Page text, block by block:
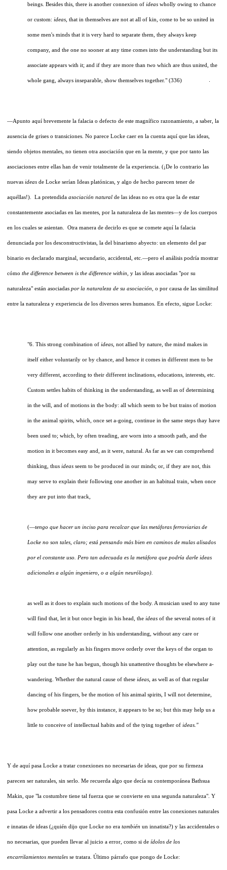
beings. Besides this, there is another connexion of ideas wholly owing to chance
or custom: ideas, that in themselves are not at all of kin, come to be so united in
some men's minds that it is very hard to separate them, they always keep
company, and the one no sooner at any time comes into the understanding but its
associate appears with it; and if they are more than two which are thus united, the
whole gang, always inseparable, show themselves together." (336)
—Apunto aquí brevemente la falacia o defecto de este magnífico razonamiento, a saber, la
ausencia de grises o transiciones. No parece Locke caer en la cuenta aquí que las ideas,
siendo objetos mentales, no tienen otra asociación que en la mente, y que por tanto las
asociaciones entre ellas han de venir totalmente de la experiencia. (¡De lo contrario las
nuevas ideas de Locke serían Ideas platónicas, y algo de hecho parecen tener de
aquéllas!). La pretendida asociación natural de las ideas no es otra que la de estar
constantemente asociadas en las mentes, por la naturaleza de las mentes—y de los cuerpos
en los cuales se asientan. Otra manera de decirlo es que se comete aquí la falacia
denunciada por los desconstructivistas, la del binarismo abyecto: un elemento del par
binario es declarado marginal, secundario, accidental, etc.—pero el análisis podría mostrar
cómo the difference between is the difference within, y las ideas asociadas "por su
naturaleza" están asociadas por la naturaleza de su asociación, o por causa de las similitud
entre la naturaleza y experiencia de los diversos seres humanos. En efecto, sigue Locke:
"6. This strong combination of ideas, not allied by nature, the mind makes in
itself either voluntarily or by chance, and hence it comes in different men to be
very different, according to their different inclinations, educations, interests, etc.
Custom settles habits of thinking in the understanding, as well as of determining
in the will, and of motions in the body: all which seem to be but trains of motion
in the animal spirits, which, once set a-going, continue in the same steps thay have
been used to; which, by often treading, are worn into a smooth path, and the
motion in it becomes easy and, as it were, natural. As far as we can comprehend
thinking, thus ideas seem to be produced in our minds; or, if they are not, this
may serve to explain their following one another in an habitual train, when once
they are put into that track,
(—tengo que hacer un inciso para recalcar que las metáforas ferroviarias de
Locke no son tales, claro; está pensando más bien en caminos de mulas alisados
por el constante uso. Pero tan adecuada es la metáfora que podría darle ideas
adicionales a algún ingeniero, o a algún neurólogo).
as well as it does to explain such motions of the body. A musician used to any tune
will find that, let it but once begin in his head, the ideas of the several notes of it
will follow one another orderly in his understanding, without any care or
attention, as regularly as his fingers move orderly over the keys of the organ to
play out the tune he has begun, though his unattentive thoughts be elsewhere a-
wandering. Whether the natural cause of these ideas , as well as of that regular
dancing of his fingers, be the motion of his animal spirits, I will not determine,
how probable soever, by this instance, it appears to be so; but this may help us a
little to conceive of intellectual habits and of the tying together of ideas."
Y de aquí pasa Locke a tratar conexiones no necesarias de ideas, que por su firmeza
parecen ser naturales, sin serlo. Me recuerda algo que decía su contemporánea Bathsua
Makin, que "la costumbre tiene tal fuerza que se convierte en una segunda naturaleza". Y
pasa Locke a advertir a los pensadores contra esta confusión entre las conexiones naturales
e innatas de ideas (¿quién dijo que Locke no era también un innatista?) y las accidentales o
no necesarias, que pueden llevar al juicio a error, como si de ídolos de los
encarrilamientos mentales se tratara. Último párrafo que pongo de Locke: